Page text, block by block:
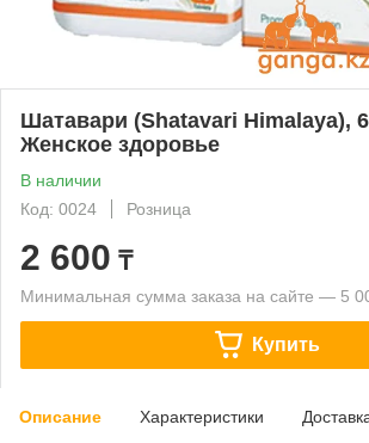
Шатавари (Shatavari Himalaya),
Женское здоровье
В наличии
Код: 0024
Розница
2 600 ₸
Минимальная сумма заказа на сайте — 5
Купить
Описание Характеристики